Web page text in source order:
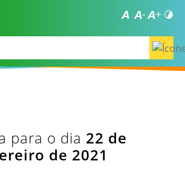
para o dia 22 de
de 2021